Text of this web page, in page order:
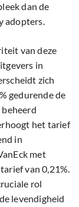
dan de
adopters.
van deze
in
zich
gedurende de
het tarief
in
met
van 0,21%.
rol
levendigheid